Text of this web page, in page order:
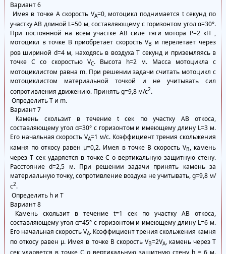
Вариант 6
Имея в точке А скорость VA=0, мотоцикл поднимается t секунд по
участку АВ длиной L=50 м, составляющему с горизонтом угол α=30°.
При постоянной на всем участке АВ силе тяги мотора Р=2 кН ,
мотоцикл в точке В приобретает скорость VВ и перелетает через
ров шириной d=4 м, находясь в воздуха Т секунд и приземляясь в
точке С со скоростью VC. Высота h=2 м. Масса мотоцикла с
мотоциклистом равна m. При решении задачи считать мотоцикл с
мотоциклистом материальной точкой и не учитывать сил
сопротивления движению. Принять g=9,8 м/с2.
Определить Т и m.
Вариант 7
Камень скользит в течение t сек по участку АВ откоса,
составляющему угол α=30° с горизонтом и имеющему длину L=3 м.
Его начальная скорость VA=1 м/с. Коэффициент трения скольжения
камня по откосу равен μ=0,2. Имея в точке В скорость VB, камень
через Т сек ударяется в точке С о вертикальную защитную стену.
Расстояние d=2,5 м. При решении задачи принять камень за
материальную точку, сопротивление воздуха не учитывать, g=9,8 м/
с2.
Определить h и Т
Вариант 8
Камень скользит в течение t=1 сек по участку АВ откоса,
составляющему угол α=45° с горизонтом и имеющему длину L=6 м.
Его начальная скорость VA. Коэффициент трения скольжения камня
по откосу равен μ. Имея в точке В скорость VB=2VA, камень через Т
сек ударяется в точке С о вертикальную защитную стену h = 6 м.